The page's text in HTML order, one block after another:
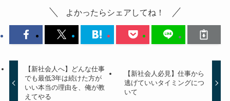
よかったらシェアしてね！
【新社会人へ】どんな仕事
でも最低3年は続けた方が
いい本当の理由を、俺が教
えてやる
【新社会人必見】仕事から
逃げていいタイミングにつ
いて